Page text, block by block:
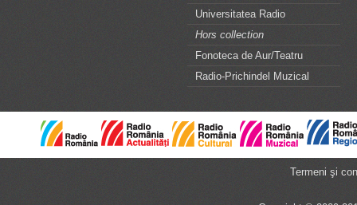
Universitatea Radio
Hors collection
Fonoteca de Aur/Teatru
Radio-Prichindel Muzical
Termeni şi